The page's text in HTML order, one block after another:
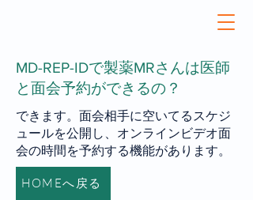
MD-REP-IDで製薬MRさんは医師
と面会予約ができるの？
できます。面会相手に空いてるスケジ
ュールを公開し、オンラインビデオ面
会の時間を予約する機能があります。
HOMEへ戻る